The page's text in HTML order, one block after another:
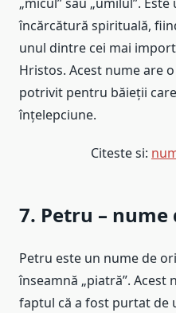
încărcătură spirituală,
unul dintre cei mai
Hristos. Acest nume are
potrivit pentru băieții
înțelepciune.
Citeste si:
7. Petru – nume
Petru este un nume de
înseamnă „piatră”.
faptul că a fost purtat de